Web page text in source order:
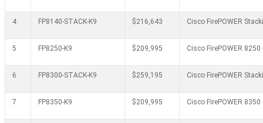
4 FP8140-STACK-K9 $216,643 Cisco FirePOWER
5 FP8250-K9 $209,995 Cisco FirePOWER
6 FP8300-STACK-K9 $259,195 Cisco FirePOWER
7 FP8350-K9 $209,995 Cisco FirePOWER